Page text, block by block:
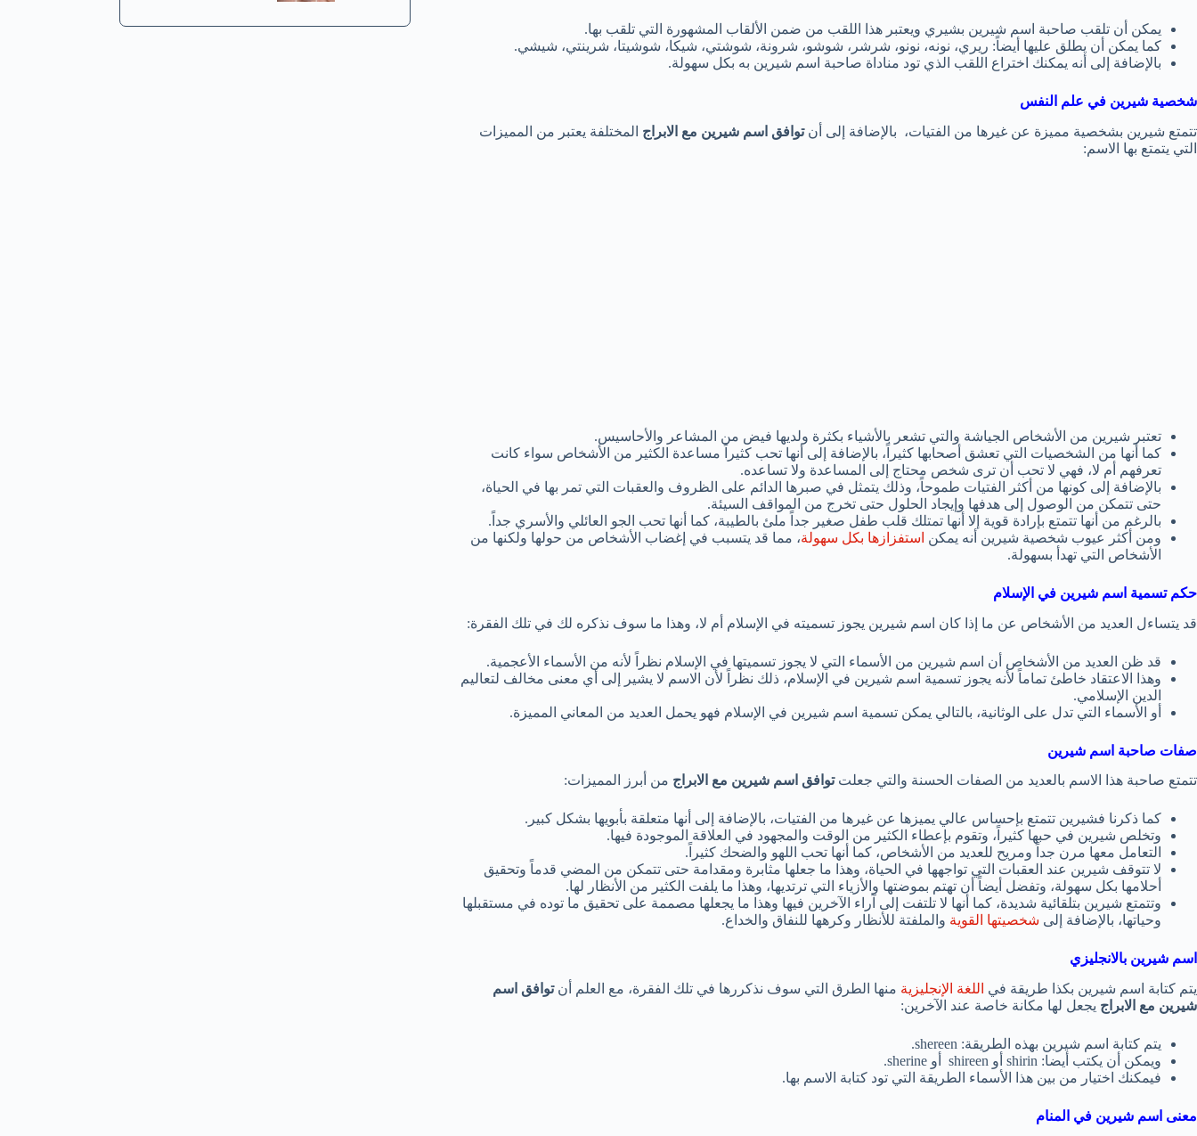
يمكن أن تلقب صاحبة اسم شيرين بشيري ويعتبر هذا اللقب من ضمن الألقاب المشهورة التي تلقب بها.
كما يمكن أن يطلق عليها أيضاً: ريري، نونه، نونو، شرشر، شوشو، شرونة، شوشتي، شيكا، شوشيتا، شرينتي، شيشي.
بالإضافة إلى أنه يمكنك اختراع اللقب الذي تود مناداة صاحبة اسم شيرين به بكل سهولة.
شخصية شيرين في علم النفس
تتمتع شيرين بشخصية مميزة عن غيرها من الفتيات، بالإضافة إلى أنتوافق اسم شيرين مع الابراج المختلفة يعتبر من المميزات
التي يتمتع بها الاسم:
تعتبر شيرين من الأشخاص الجياشة والتي تشعر بالأشياء بكثرة ولديها فيض من المشاعر والأحاسيس.
كما أنها من الشخصيات التي تعشق أصحابها كثيراً، بالإضافة إلى أنها تحب كثيراً مساعدة الكثير من الأشخاص سواء كانت
تعرفهم أم لا، فهي لا تحب أن ترى شخص محتاج إلى المساعدة ولا تساعده.
بالإضافة إلى كونها من أكثر الفتيات طموحاً، وذلك يتمثل في صبرها الدائم على الظروف والعقبات التي تمر بها في الحياة،
حتى تتمكن من الوصول إلى هدفها وإيجاد الحلول حتى تخرج من المواقف السيئة.
بالرغم من أنها تتمتع بإرادة قوية إلا أنها تمتلك قلب طفل صغير جداً ملئ بالطيبة، كما أنها تحب الجو العائلي والأسري جداً.
ومن أكثر عيوب شخصية شيرين أنه يمكن استفزازها بكل سهولة، مما قد يتسبب في إغضاب الأشخاص من حولها ولكنها من
الأشخاص التي تهدأ بسهولة.
حكم تسمية اسم شيرين في الإسلام
قد يتساءل العديد من الأشخاص عن ما إذا كان اسم شيرين يجوز تسميته في الإسلام أم لا، وهذا ما سوف نذكره لك في تلك الفقرة:
قد ظن العديد من الأشخاص أن اسم شيرين من الأسماء التي لا يجوز تسميتها في الإسلام نظراً لأنه من الأسماء الأعجمية.
وهذا الاعتقاد خاطئ تماماً لأنه يجوز تسمية اسم شيرين في الإسلام، ذلك نظراً لأن الاسم لا يشير إلى أي معنى مخالف لتعاليم
الدين الإسلامي.
أو الأسماء التي تدل على الوثانية، بالتالي يمكن تسمية اسم شيرين في الإسلام فهو يحمل العديد من المعاني المميزة.
صفات صاحبة اسم شيرين
تتمتع صاحبة هذا الاسم بالعديد من الصفات الحسنة والتي جعلتتوافق اسم شيرين مع الابراج من أبرز المميزات:
كما ذكرنا فشيرين تتمتع بإحساس عالي يميزها عن غيرها من الفتيات، بالإضافة إلى أنها متعلقة بأبويها بشكل كبير.
وتخلص شيرين في حبها كثيراً، وتقوم بإعطاء الكثير من الوقت والمجهود في العلاقة الموجودة فيها.
التعامل معها مرن جداً ومريح للعديد من الأشخاص، كما أنها تحب اللهو والضحك كثيراً.
لا تتوقف شيرين عند العقبات التي تواجهها في الحياة، وهذا ما جعلها مثابرة ومقدامة حتى تتمكن من المضي قدماً وتحقيق
أحلامها بكل سهولة، وتفضل أيضاً أن تهتم بموضتها والأزياء التي ترتديها، وهذا ما يلفت الكثير من الأنظار لها.
وتتمتع شيرين بتلقائية شديدة، كما أنها لا تلتفت إلى آراء الآخرين فيها وهذا ما يجعلها مصممة على تحقيق ما توده في مستقبلها
وحياتها، بالإضافة إلى شخصيتها القوية والملفتة للأنظار وكرهها للنفاق والخداع.
اسم شيرين بالانجليزي
يتم كتابة اسم شيرين بكذا طريقة في اللغة الإنجليزية منها الطرق التي سوف نذكررها في تلك الفقرة، مع العلم أنتوافق اسم
شيرين مع الابراج يجعل لها مكانة خاصة عند الآخرين:
يتم كتابة اسم شيرين بهذه الطريقة: shereen.
ويمكن أن يكتب أيضا: shirin أو shireen أو sherine.
فيمكنك اختيار من بين هذا الأسماء الطريقة التي تود كتابة الاسم بها.
معنى اسم شيرين في المنام